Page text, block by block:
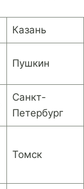
Казань
Пушкин
Санкт-
Петербург
Томск